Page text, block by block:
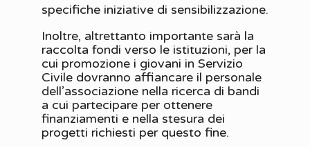
specifiche iniziative di sensibilizzazione.
Inoltre, altrettanto importante sarà la
raccolta fondi verso le istituzioni, per la
cui promozione i giovani in Servizio
Civile dovranno affiancare il personale
dell’associazione nella ricerca di bandi
a cui partecipare per ottenere
finanziamenti e nella stesura dei
progetti richiesti per questo fine.